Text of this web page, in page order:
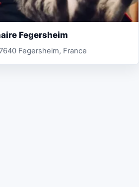
Fegersheim
Fegersheim, France